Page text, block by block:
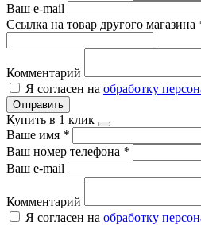
Ваш e-mail
Ссылка на товар другого магазина
Комментарий
Я согласен на обработку
Отправить
Купить в 1 клик
Ваше имя *
Ваш номер телефона *
Ваш e-mail
Комментарий
Я согласен на обработку